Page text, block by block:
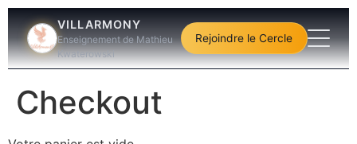
VILLARMONY
Enseignement de Mathieu
Kwaterowski
Rejoindre le Cercle
Checkout